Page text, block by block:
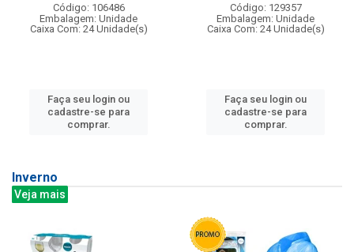
Código: 106486
Embalagem: Unidade
Caixa Com: 24 Unidade(s)
Faça seu login ou
cadastre-se para
comprar.
Código: 129357
Embalagem: Unidade
Caixa Com: 24 Unidade(s)
Faça seu login ou
cadastre-se para
comprar.
Inverno
Veja mais